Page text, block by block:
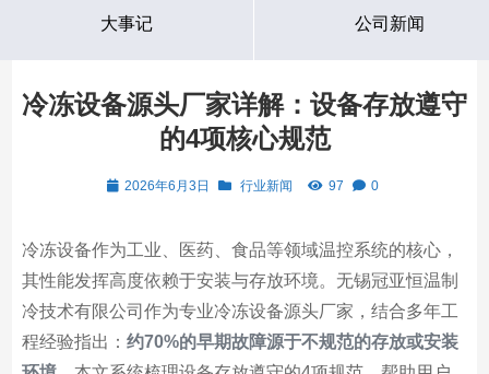
大事记 公司新闻
冷冻设备源头厂家详解：设备存放遵守
的4项核心规范
2026年6月3日 行业新闻 97 0
冷冻设备作为工业、医药、食品等领域温控系统的核心，
其性能发挥高度依赖于安装与存放环境。无锡冠亚恒温制
冷技术有限公司作为专业冷冻设备源头厂家，结合多年工
程经验指出： 约70%的早期故障源于不规范的存放或安装